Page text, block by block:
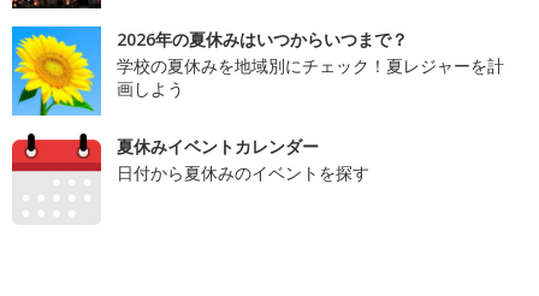
2026年の夏休みはいつからいつまで？
学校の夏休みを地域別にチェック！夏レジャーを計
画しよう
夏休みイベントカレンダー
日付から夏休みのイベントを探す